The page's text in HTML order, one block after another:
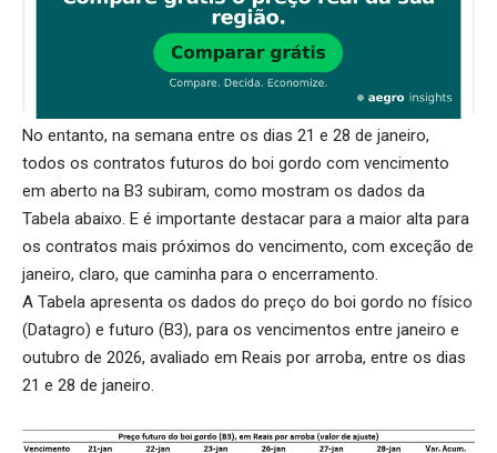
No entanto, na semana entre os dias 21 e 28 de janeiro,
todos os contratos futuros do boi gordo com vencimento
em aberto na B3 subiram, como mostram os dados da
Tabela abaixo. E é importante destacar para a maior alta para
os contratos mais próximos do vencimento, com exceção de
janeiro, claro, que caminha para o encerramento.
A Tabela apresenta os dados do preço do boi gordo no físico
(Datagro) e futuro (B3), para os vencimentos entre janeiro e
outubro de 2026, avaliado em Reais por arroba, entre os dias
21 e 28 de janeiro.